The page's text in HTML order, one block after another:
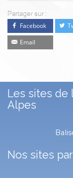
Partager sur :
Facebook
Email
Les sites de
Alpes
Nos sites